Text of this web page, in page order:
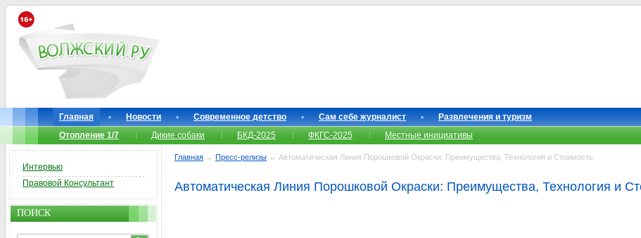
Главная Новости Современное детство Сам себе журналист
Развлечения и туризм
Отопление 1/7
Дикие собаки БКД-2025 ФКГС-2025 Местные инициативы
Главная → Пресс-релизы → Автоматическая Линия Порошковой Окраски: Преимущества, Технология и Стоимость
Автоматическая Линия Порошковой Окраски: Преимущества, Технология и
Интервью
Правовой Консультант
ПОИСК